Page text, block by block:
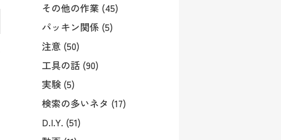
その他の作業 (45)
パッキン関係 (5)
注意 (50)
工具の話 (90)
実験 (5)
検索の多いネタ (17)
D.I.Y. (51)